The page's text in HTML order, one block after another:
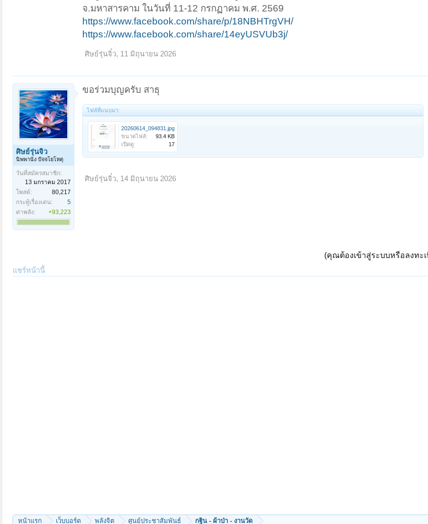
จ.มหาสารคาม ในวันที่ 11-12 กรกฏาคม พ.ศ. 2569
https://www.facebook.com/share/p/18NBHTrgVH/
https://www.facebook.com/share/14eyUSVUb3j/
ศิษย์รุ่นจิ๋ว, 11 มิถุนายน 2026
ศิษย์รุ่นจิ๋ว
นิพพานัง ปัจจโยโหตุ
วันที่สมัครสมาชิก:
13 มกราคม 2017
โพสต์:
80,217
กระทู้เรื่องเด่น:
5
ค่าพลัง:
+93,223
ขอร่วมบุญครับ สาธุ
ไฟล์ที่แนบมา:
20260614_094831.jpg
ขนาดไฟล์:
93.4 KB
เปิดดู:
17
ศิษย์รุ่นจิ๋ว, 14 มิถุนายน 2026
(คุณต้องเข้าสู่ระบบหรือลงทะ
แชร์หน้านี้
หน้าแรก เว็บบอร์ด พลังจิต ศูนย์ประชาสัมพันธ์ กฐิน - ผ้าป่า - งานวัด